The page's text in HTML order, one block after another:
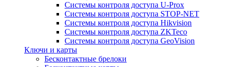
Системы контроля доступа U-Prox
Системы контроля доступа STOP-NET
Системы контроля доступа Hikvision
Системы контроля доступа ZKTeco
Системы контроля доступа GeoVision
Ключи и карты
Бесконтактные брелоки